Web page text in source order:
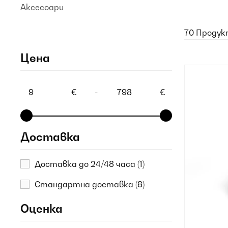
Аксесоари
Цена
€ - €
Доставка
Доставка до 24/48 часа (1)
Стандартна доставка (8)
Оценка
70